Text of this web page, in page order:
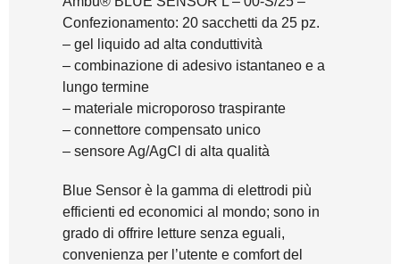
Confezionamento: 20 sacchetti da 25 pz.
– gel liquido ad alta conduttività
– combinazione di adesivo istantaneo e a
lungo termine
– materiale microporoso traspirante
– connettore compensato unico
– sensore Ag/AgCl di alta qualità
Blue Sensor è la gamma di elettrodi più
efficienti ed economici al mondo; sono in
grado di offrire letture senza eguali,
convenienza per l’utente e comfort del